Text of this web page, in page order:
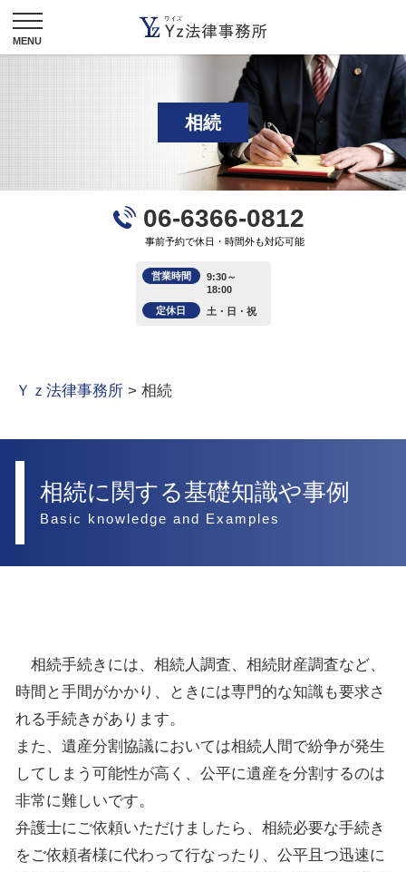
相続
06-6366-0812
事前予約で休日・時間外も対応可能
営業時間
9:30～
18:00
定休日
土・日・祝
Ｙｚ法律事務所 > 相続
相続に関する基礎知識や事例
Basic knowledge and Examples
相続手続きには、相続人調査、相続財産調査など、
時間と手間がかかり、ときには専門的な知識も要求さ
れる手続きがあります。
また、遺産分割協議においては相続人間で紛争が発生
してしまう可能性が高く、公平に遺産を分割するのは
非常に難しいです。
弁護士にご依頼いただけましたら、相続必要な手続き
をご依頼者様に代わって行なったり、公平且つ迅速に